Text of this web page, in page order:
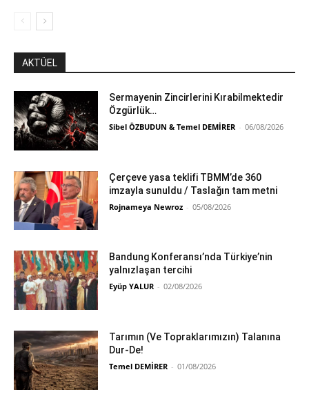
AKTÜEL
Sermayenin Zincirlerini Kırabilmektedir
Özgürlük…
Sibel ÖZBUDUN & Temel DEMİRER - 06/08/2026
Çerçeve yasa teklifi TBMM’de 360
imzayla sunuldu / Taslağın tam metni
Rojnameya Newroz - 05/08/2026
Bandung Konferansı’nda Türkiye’nin
yalnızlaşan tercihi
Eyüp YALUR - 02/08/2026
Tarımın (Ve Topraklarımızın) Talanına
Dur-De!
Temel DEMİRER - 01/08/2026